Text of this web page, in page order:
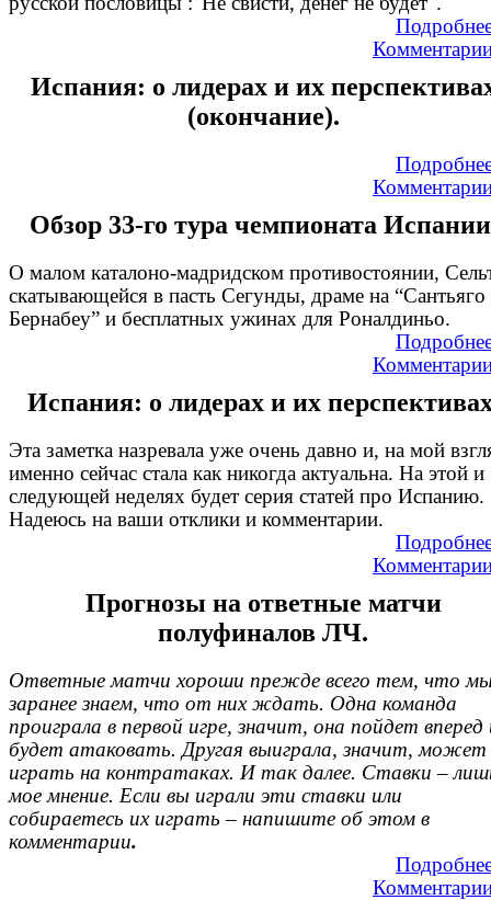
Испания: о лидерах и их
(окончание).
Обзор 33-го тура чемпионата
О малом каталоно-мадридском противостоянии,
скатывающейся в пасть Сегунды, драме на “Сантьяго
Бернабеу” и бесплатных ужинах для Роналдиньо.
Испания: о лидерах и их
Эта заметка назревала уже очень давно и, на мой
именно сейчас стала как никогда актуальна. На этой и
следующей неделях будет серия статей про Испанию.
Надеюсь на ваши отклики и комментарии.
Прогнозы на ответные матчи
полуфиналов ЛЧ.
Ответные матчи хороши прежде всего тем, что
заранее знаем, что от них ждать. Одна команда
проиграла в первой игре, значит, она пойдет вперед
будет атаковать. Другая выиграла, значит, может
играть на контратаках. И так далее. Ставки –
мое мнение. Если вы играли эти ставки или
собираетесь их играть – напишите об этом в
комментарии.